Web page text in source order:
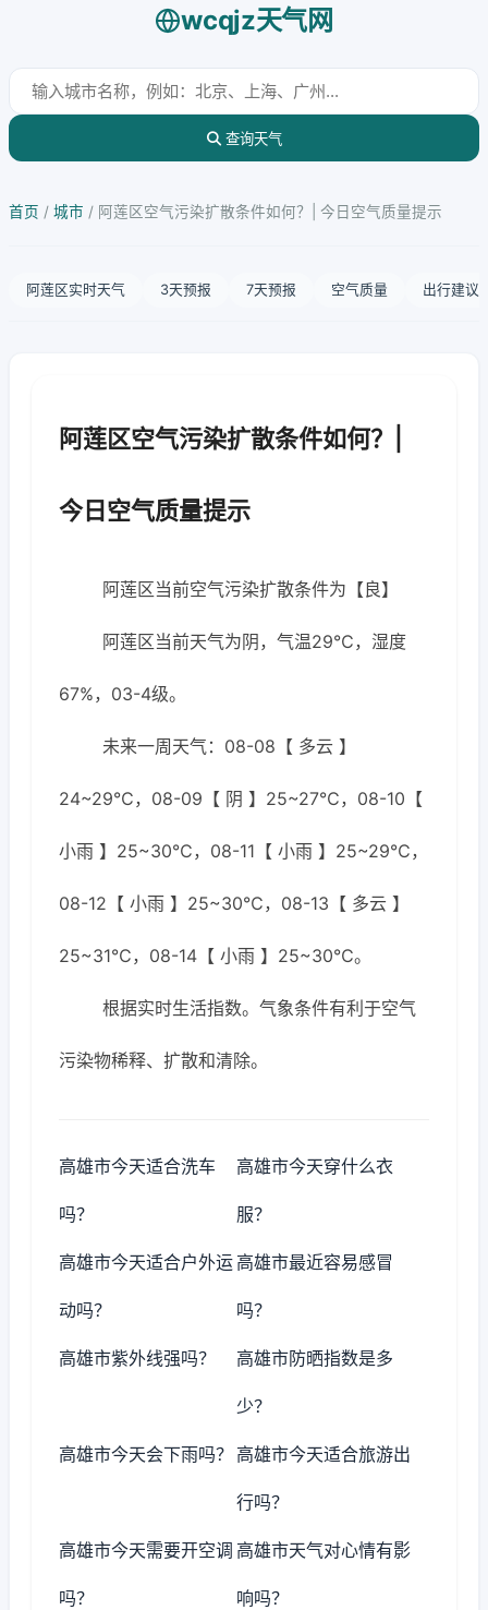
wcqjz天气网
查询天气
首页 / 城市 / 阿莲区空气污染扩散条件如何？| 今日空气质量提示
阿莲区实时天气 3天预报 7天预报 空气质量 出行建议
阿莲区空气污染扩散条件如何？|
今日空气质量提示
阿莲区当前空气污染扩散条件为【良】
阿莲区当前天气为阴，气温29℃，湿度
67%，03-4级。
未来一周天气：08-08【 多云 】
24~29℃，08-09【 阴 】25~27℃，08-10【
小雨 】25~30℃，08-11【 小雨 】25~29℃，
08-12【 小雨 】25~30℃，08-13【 多云 】
25~31℃，08-14【 小雨 】25~30℃。
根据实时生活指数。气象条件有利于空气
污染物稀释、扩散和清除。
高雄市今天适合洗车
吗？
高雄市今天穿什么衣
服？
高雄市今天适合户外运
动吗？
高雄市最近容易感冒
吗？
高雄市紫外线强吗？ 高雄市防晒指数是多
少？
高雄市今天会下雨吗？ 高雄市今天适合旅游出
行吗？
高雄市今天需要开空调
吗？
高雄市天气对心情有影
响吗？